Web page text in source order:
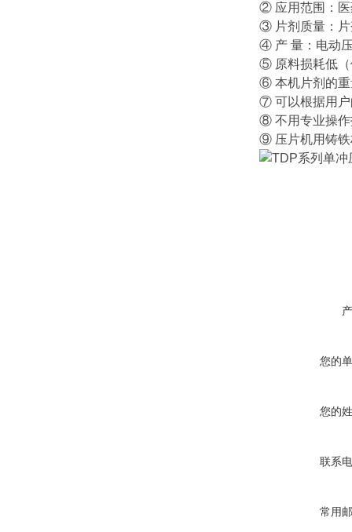
② 应用范围：医
③ 片剂质量：片
④ 产 量：电动
⑤ 原料损耗低（
⑥ 本机片剂的重
⑦ 可以根据用户
⑧ 不用专业操作
⑨ 压片机用铸铁
您的
您的
联系
常用